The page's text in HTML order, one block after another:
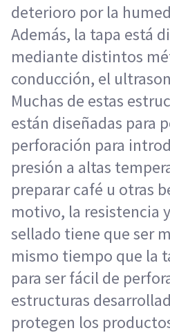
deterioro por la
Además, la tapa está
mediante distintos
conducción, el
Muchas de estas
están diseñadas para
perforación para
presión a altas
preparar café u otras
motivo, la resistencia
sellado tiene que ser
mismo tiempo que la
para ser fácil de
estructuras
protegen los